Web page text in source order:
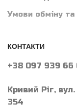
Умови обміну
КОНТАКТИ
+38 097 939 66
Кривий Ріг,
354